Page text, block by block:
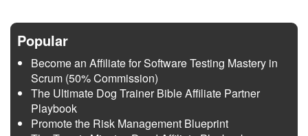
Popular
Become an Affiliate for Software Testing Mastery in
Scrum (50% Commission)
The Ultimate Dog Trainer Bible Affiliate Partner
Playbook
Promote the Risk Management Blueprint